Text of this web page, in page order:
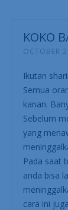
KOKO
OCTOBER
Ikutan
Semua
kanan.
Sebelum
yang
Pada saat
anda bisa
cara ini